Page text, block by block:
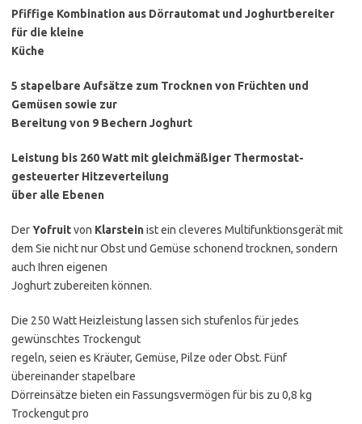
Pfiffige Kombination aus Dörrautomat und Joghurtbereiter
für die kleine
Küche
5 stapelbare Aufsätze zum Trocknen von Früchten und
Gemüsen sowie zur
Bereitung von 9 Bechern Joghurt
Leistung bis 260 Watt mit gleichmäßiger Thermostat-
gesteuerter Hitzeverteilung
über alle Ebenen
DerYofruitvon Klarsteinist ein cleveres Multifunktionsgerät mit
dem Sie nicht nur Obst und Gemüse schonend trocknen, sondern
auch Ihren eigenen
Joghurt zubereiten können.
Die 250 Watt Heizleistung lassen sich stufenlos für jedes
gewünschtes Trockengut
regeln, seien es Kräuter, Gemüse, Pilze oder Obst. Fünf
übereinander stapelbare
Dörreinsätze bieten ein Fassungsvermögen für bis zu 0,8 kg
Trockengut pro